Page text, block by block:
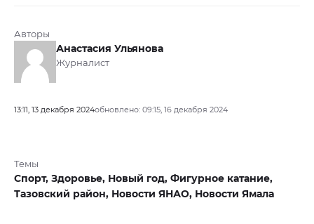
Авторы
Анастасия Ульянова
Журналист
13:11, 13 декабря 2024обновлено: 09:15, 16 декабря 2024
Темы
Спорт, Здоровье, Новый год, Фигурное катание,
Тазовский район, Новости ЯНАО, Новости Ямала